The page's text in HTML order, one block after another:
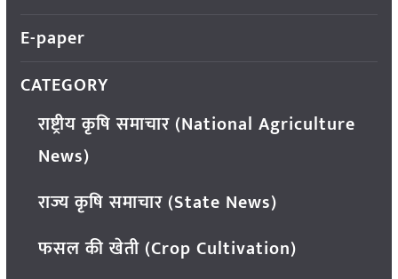
E-paper
CATEGORY
राष्ट्रीय कृषि समाचार (National Agriculture
News)
राज्य कृषि समाचार (State News)
फसल की खेती (Crop Cultivation)